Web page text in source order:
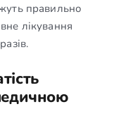
правильно
лікування